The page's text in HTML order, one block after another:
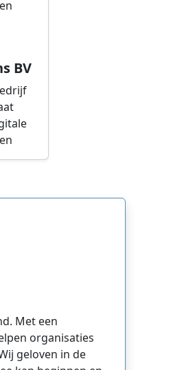
BV
Met een
organisaties
geloven in de